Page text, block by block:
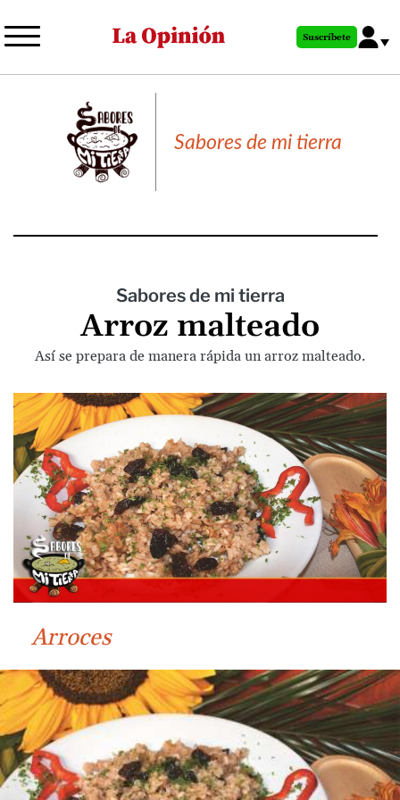
al
principal
Suscríbete
Sabores de mi tierra
Sabores de mi tierra
Arroz malteado
Así se prepara de manera rápida un arroz malteado.
Arroces